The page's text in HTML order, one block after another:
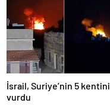
İsrail, Suriye’nin 5 kentini
vurdu